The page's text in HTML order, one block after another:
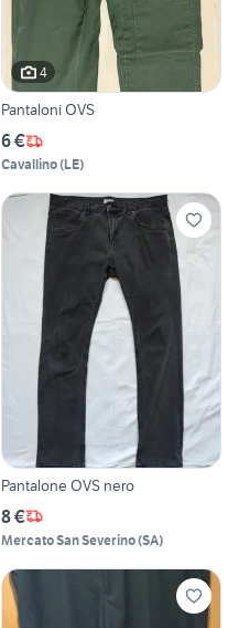
4
Pantaloni OVS
6 €
Cavallino(LE)
Pantalone OVS nero
8 €
Mercato San Severino(SA)